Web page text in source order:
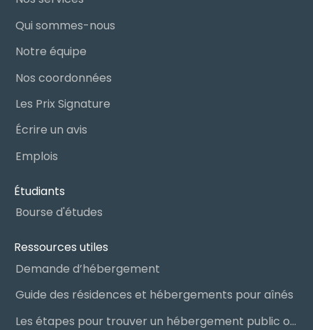
Qui sommes-nous
Notre équipe
Nos coordonnées
Les Prix Signature
Écrire un avis
Emplois
Étudiants
Bourse d'études
Ressources utiles
Demande d’hébergement
Guide des résidences et hébergements pour aînés
Les étapes pour trouver un hébergement public ou privé